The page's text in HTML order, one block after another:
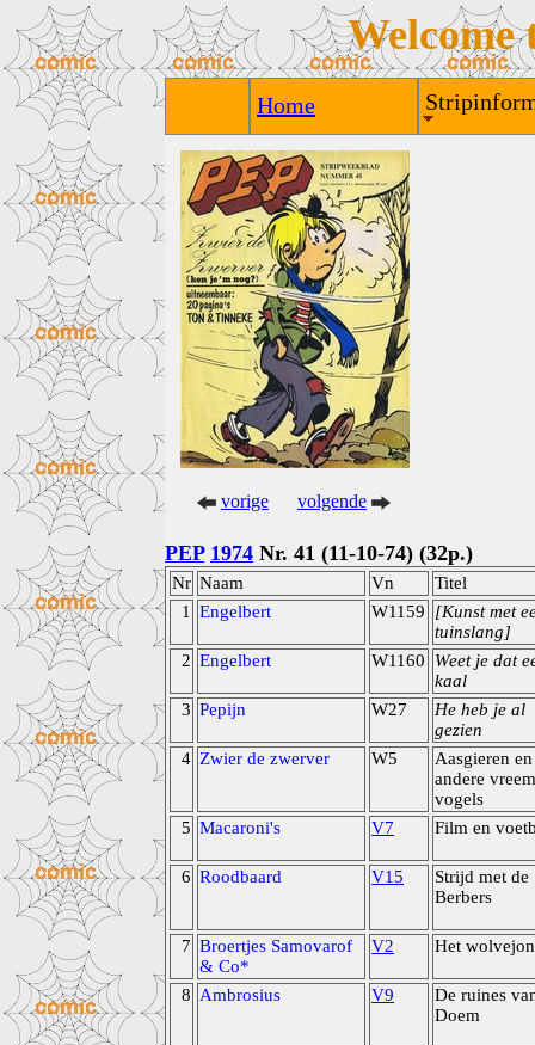
Welcome
Home
vorige volgende
PEP 1974 Nr. 41 (11-10-74) (32p.)
Nr Naam Vn
Titel
1
Engelbert W1159
[Kunst met
tuinslang]
2 Engelbert W1160
Weet je dat
kaal
3 Pepijn W27
He heb je al
gezien
4 Zwier de zwerver W5
Aasgieren en
andere
vogels
5 Macaroni's V7 Film en
6 Roodbaard V15
Strijd met de
Berbers
7 Broertjes Samovarof
& Co*
V2 Het
8 Ambrosius V9
De ruines
Doem